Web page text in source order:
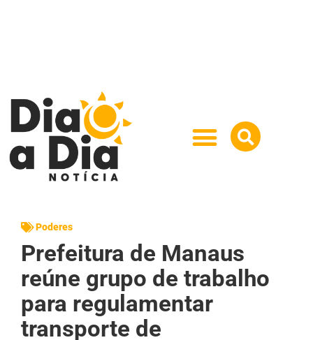
Poderes
Prefeitura de Manaus
reúne grupo de trabalho
para regulamentar
transporte de